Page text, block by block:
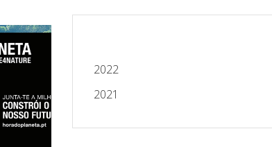
2022
2021